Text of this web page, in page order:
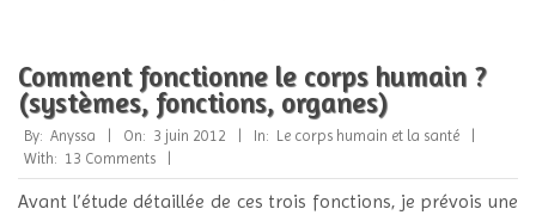
Comment fonctionne le corps humain ?
(systèmes, fonctions, organes)
2012-
06-
03
By: Anyssa On: 3 juin 2012 In: Le corps humain et la santé
With: 13 Comments
Avant l’étude détaillée de ces trois fonctions, je prévois une